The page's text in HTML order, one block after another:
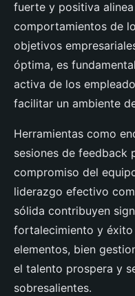
fuerte y positiva
comportamientos de
objetivos
óptima, es
activa de los
facilitar un ambiente
Herramientas como
sesiones de feedback
compromiso del
liderazgo efectivo
sólida contribuyen
fortalecimiento y
elementos, bien
el talento prospera y
sobresalientes.